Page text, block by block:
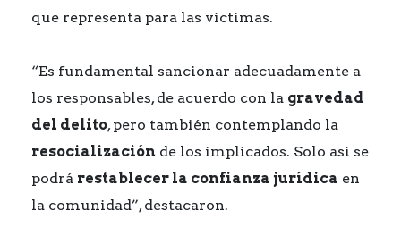
que representa para las víctimas.
“Es fundamental sancionar adecuadamente a
los responsables, de acuerdo con la gravedad
del delito, pero también contemplando la
resocialización de los implicados. Solo así se
podrá restablecer la confianza jurídica en
la comunidad”, destacaron.